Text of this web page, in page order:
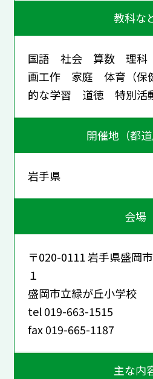
教科な
国語 社会 算数 理
画工作 家庭 体育（
的な学習 道徳 特別
開催地（都道
岩手県
会場
〒020-0111 岩手県盛岡
１
盛岡市立緑が丘小学校
tel 019-663-1515
fax 019-665-1187
主な内